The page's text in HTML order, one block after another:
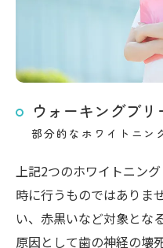
ウォーキングブリ
部分的なホワイトニン
上記2つのホワイトニン
時に行うものではありま
い、赤黒いなど対象とな
原因として歯の神経の壊